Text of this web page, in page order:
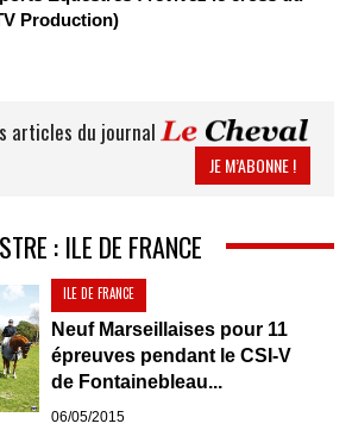
Production)
articles du journal
JE M’ABONNE !
: ILE DE FRANCE
ILE DE FRANCE
Neuf Marseillaises pour 11
épreuves pendant le CSI-V
de Fontainebleau...
06/05/2015